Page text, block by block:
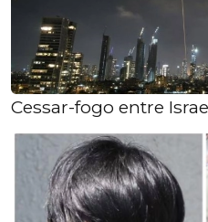
Cessar-fogo entre